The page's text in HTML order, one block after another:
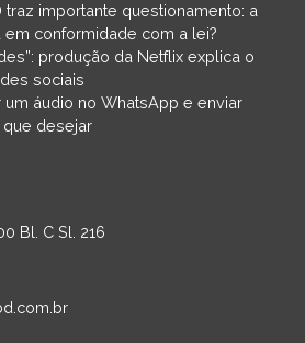
traz importante questionamento: a
conformidade com a lei?
produção da Netflix explica o
sociais
áudio no WhatsApp e enviar
desejar
Bl. C Sl. 216